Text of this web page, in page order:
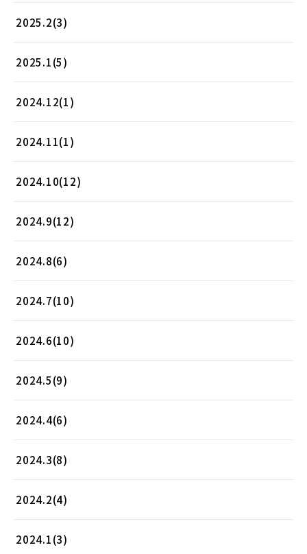
2025.2(3)
2025.1(5)
2024.12(1)
2024.11(1)
2024.10(12)
2024.9(12)
2024.8(6)
2024.7(10)
2024.6(10)
2024.5(9)
2024.4(6)
2024.3(8)
2024.2(4)
2024.1(3)